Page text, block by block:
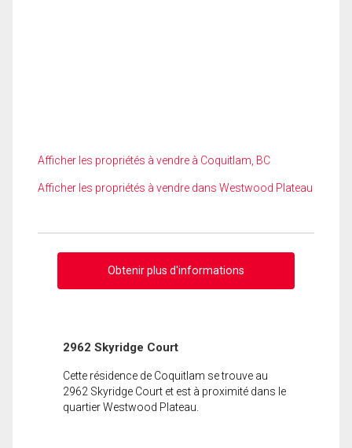
Afficher les propriétés à vendre à Coquitlam, BC
Afficher les propriétés à vendre dans Westwood Plateau
Obtenir plus d'informations
2962 Skyridge Court
Cette résidence de Coquitlam se trouve au
2962 Skyridge Court et est à proximité dans le
quartier Westwood Plateau.